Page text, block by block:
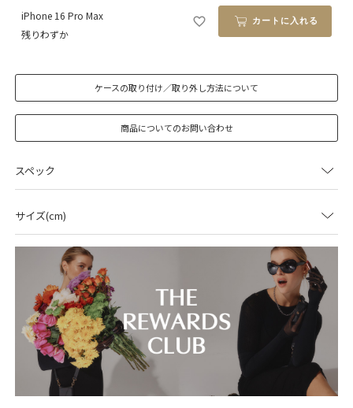
iPhone 16 Pro Max
残りわずか
カートに入れる
ケースの取り付け／取り外し方法について
商品についてのお問い合わせ
スペック
サイズ(cm)